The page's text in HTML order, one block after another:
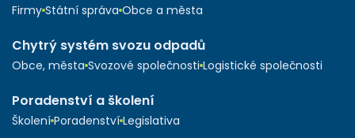
Firmy Státní správa Obce a města
Chytrý systém svozu odpadů
Obce, města Svozové společnosti Logistické společnosti
Poradenství a školení
Školení Poradenství Legislativa